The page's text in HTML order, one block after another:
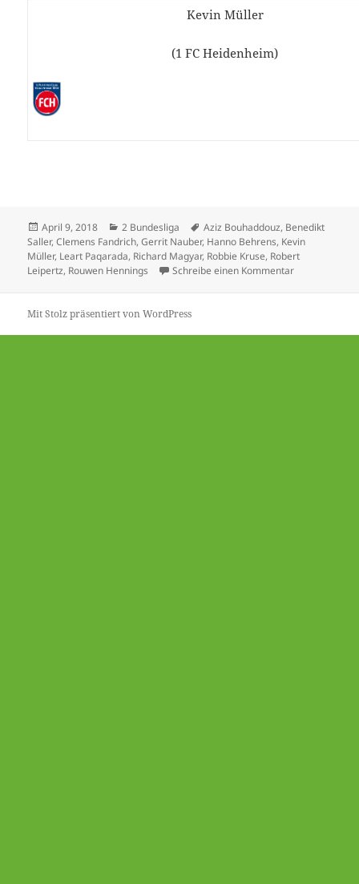
Kevin Müller
(1 FC Heidenheim)
Veröffentlicht
am
April 9, 2018 Kategorien
2 Bundesliga Schlagwörter
Aziz Bouhaddouz, Benedikt
Saller,Clemens Fandrich,Gerrit Nauber, Hanno Behrens, Kevin
Müller, Leart Paqarada, Richard Magyar, Robbie Kruse, Robert
Leipertz, Rouwen Hennings Schreibe einen Kommentarzu 2
Mit Stolz präsentiert von WordPress